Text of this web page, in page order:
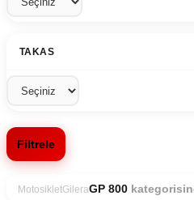
TAKAS
Filtrele
MotosikletGileraGP 800